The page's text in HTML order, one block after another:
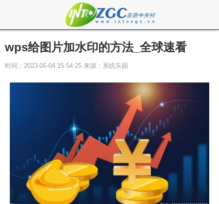
wps给图片加水印的方法_全球速看
时间：2023-06-04 15:54:25 来源：系统乐园